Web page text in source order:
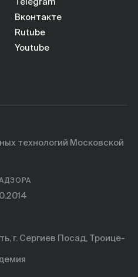
Вконтакте
Rutube
Youtube
технологий Московской
г. Сергиев Посад, Троице-